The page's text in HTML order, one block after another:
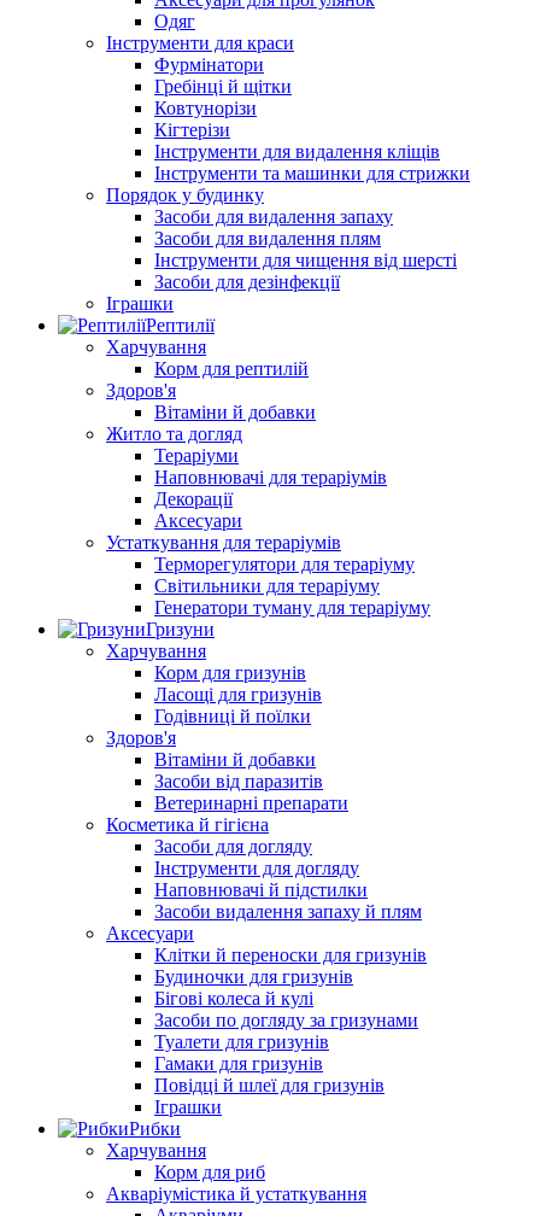
Одяг
Інструменти для краси
Фурмінатори
Гребінці й щітки
Ковтунорізи
Кігтерізи
Інструменти для видалення кліщів
Інструменти та машинки для стрижки
Порядок у будинку
Засоби для видалення запаху
Засоби для видалення плям
Інструменти для чищення від шерсті
Засоби для дезінфекції
Іграшки
Рептилії
Харчування
Корм для рептилій
Здоров'я
Вітаміни й добавки
Житло та догляд
Тераріуми
Наповнювачі для тераріумів
Декорації
Аксесуари
Устаткування для тераріумів
Терморегулятори для тераріуму
Світильники для тераріуму
Генератори туману для тераріуму
Гризуни
Харчування
Корм для гризунів
Ласощі для гризунів
Годівниці й поїлки
Здоров'я
Вітаміни й добавки
Засоби від паразитів
Ветеринарні препарати
Косметика й гігієна
Засоби для догляду
Інструменти для догляду
Наповнювачі й підстилки
Засоби видалення запаху й плям
Аксесуари
Клітки й переноски для гризунів
Будиночки для гризунів
Бігові колеса й кулі
Засоби по догляду за гризунами
Туалети для гризунів
Гамаки для гризунів
Повідці й шлеї для гризунів
Іграшки
Рибки
Харчування
Корм для риб
Акваріумістика й устаткування